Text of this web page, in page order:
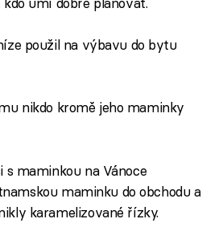
použil na výbavu do bytu
nikdo kromě jeho maminky
s maminkou na Vánoce
maminku do obchodu a
karamelizované řízky.